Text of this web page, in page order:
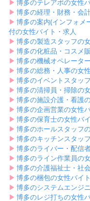
▶︎ 博多のテレアポの女性
▶︎ 博多の経理・財務・会
▶︎ 博多の案内(インフォメ
付の女性バイト・求人
▶︎ 博多の製造スタッフの
▶︎ 博多の化粧品・コスメ
▶︎ 博多の機械オペレータ
▶︎ 博多の総務・人事の女
▶︎ 博多のイベントスタッ
▶︎ 博多の清掃員・掃除の
▶︎ 博多の施設介護・看護
▶︎ 博多の企画営業の女性
▶︎ 博多の保育士の女性バ
▶︎ 博多のホールスタッフ
▶︎ 博多のキッチンスタッ
▶︎ 博多のライバー・配信
▶︎ 博多のライン作業員の
▶︎ 博多の介護福祉士・社
▶︎ 博多の梱包の女性バイ
▶︎ 博多のシステムエンジ
▶︎ 博多のレジ打ちの女性